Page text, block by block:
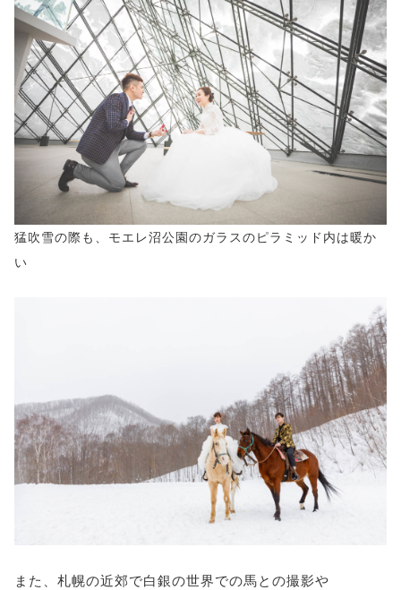
猛吹雪の際も、モエレ沼公園のガラスのピラミッド内は暖か
い
また、札幌の近郊で白銀の世界での馬との撮影や